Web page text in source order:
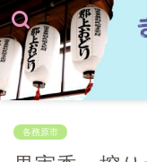
各務原市